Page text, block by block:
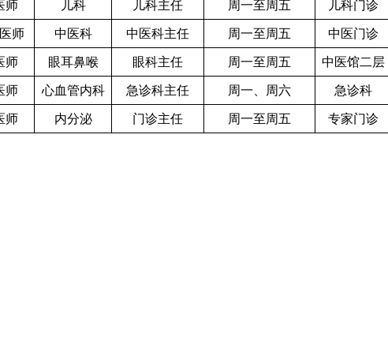
师 儿科 儿科主任 周一至周五 儿科门诊
师 中医科 中医科主任 周一至周五 中医门诊
师 眼耳鼻喉 眼科主任 周一至周五 中医馆二层
师 心血管内科 急诊科主任 周一、周六 急诊科
师 内分泌 门诊主任 周一至周五 专家门诊